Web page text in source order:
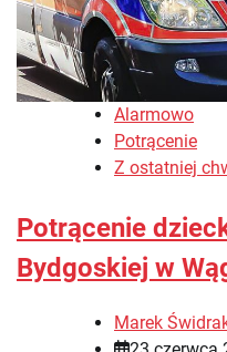
Alarmowo
Potrącenie
Z ostatniej
Potrącenie
Bydgoskiej w
Marek